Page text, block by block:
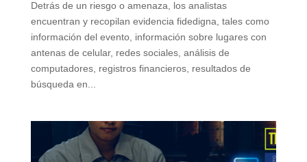
Detrás de un riesgo o amenaza, los analistas
encuentran y recopilan evidencia fidedigna, tales como
información del evento, información sobre lugares con
antenas de celular, redes sociales, análisis de
computadores, registros financieros, resultados de
búsqueda en...